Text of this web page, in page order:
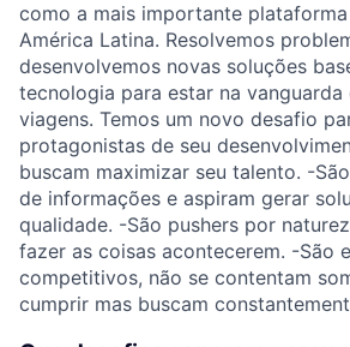
como a mais importante
América Latina. Resolvemos
desenvolvemos novas soluções
tecnologia para estar na
viagens. Temos um novo desafio
protagonistas de seu
buscam maximizar seu talento. -
de informações e aspiram gerar
qualidade. -São pushers por
fazer as coisas acontecerem. -São
competitivos, não se contentam
cumprir mas buscam